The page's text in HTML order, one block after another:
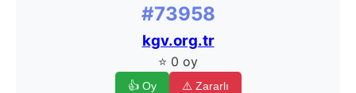
#73958
kgv.org.tr
⭐ 0 oy
👍 Oy ⚠️ Zararlı